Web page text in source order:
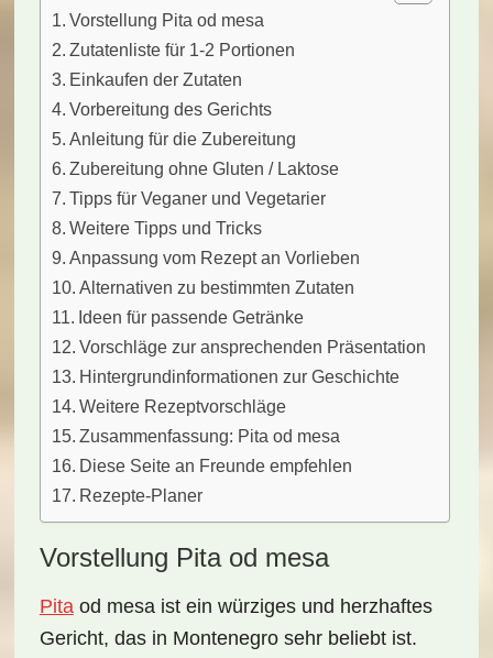
Vorstellung Pita od mesa
Zutatenliste für 1-2 Portionen
Einkaufen der Zutaten
Vorbereitung des Gerichts
Anleitung für die Zubereitung
Zubereitung ohne Gluten / Laktose
Tipps für Veganer und Vegetarier
Weitere Tipps und Tricks
Anpassung vom Rezept an Vorlieben
Alternativen zu bestimmten Zutaten
Ideen für passende Getränke
Vorschläge zur ansprechenden Präsentation
Hintergrundinformationen zur Geschichte
Weitere Rezeptvorschläge
Zusammenfassung: Pita od mesa
Diese Seite an Freunde empfehlen
Rezepte-Planer
Vorstellung Pita od mesa
Pitaod mesa ist ein würziges und herzhaftes
Gericht, das in Montenegro sehr beliebt ist.